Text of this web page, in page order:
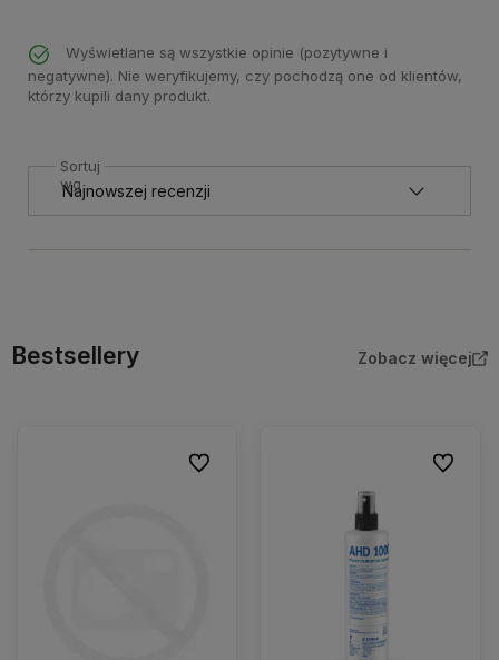
Wyświetlane są wszystkie opinie (pozytywne i
negatywne). Nie weryfikujemy, czy pochodzą one od klientów,
którzy kupili dany produkt.
Sortuj
wg
Bestsellery Zobacz więcej
Do ulubionych Do